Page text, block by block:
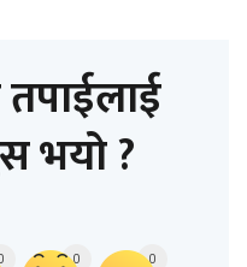
भयो ?
0 0